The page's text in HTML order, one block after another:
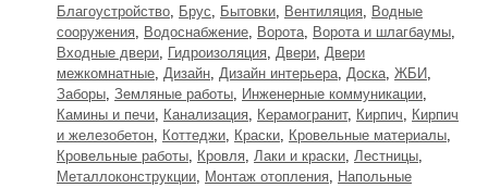
Благоустройство, Брус, Бытовки, Вентиляция, Водные
сооружения, Водоснабжение, Ворота, Ворота и шлагбаумы,
Входные двери, Гидроизоляция, Двери, Двери
межкомнатные, Дизайн, Дизайн интерьера, Доска, ЖБИ,
Заборы, Земляные работы, Инженерные коммуникации,
Камины и печи, Канализация, Керамогранит, Кирпич, Кирпич
и железобетон, Коттеджи, Краски, Кровельные материалы,
Кровельные работы, Кровля, Лаки и краски, Лестницы,
Металлоконструкции, Монтаж отопления, Напольные